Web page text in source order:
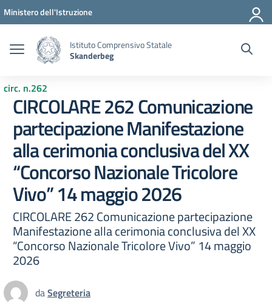
Vai ai contenuti
Vai al menu di navigazione
Vai al footer
Ministero dell'Istruzione
Istituto Comprensivo Statale
Skanderbeg
circ. n.262
CIRCOLARE 262 Comunicazione
partecipazione Manifestazione
alla cerimonia conclusiva del XX
“Concorso Nazionale Tricolore
Vivo” 14 maggio 2026
CIRCOLARE 262 Comunicazione partecipazione
Manifestazione alla cerimonia conclusiva del XX
“Concorso Nazionale Tricolore Vivo” 14 maggio
2026
daSegreteria